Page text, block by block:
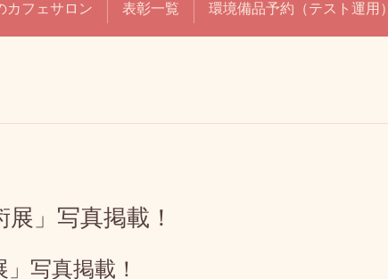
カフェサロン 表彰一覧 環境備品予約（テスト運用）
」写真掲載！
写真掲載！